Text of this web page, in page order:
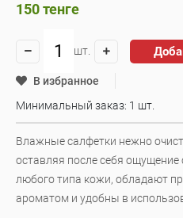
150тенге
шт.
В избранное
Минимальный заказ: 1 шт.
Влажные салфетки нежно
оставляя после себя
любого типа кожи, обладают
ароматом и удобны в